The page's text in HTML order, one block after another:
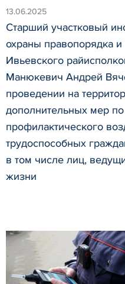
13.06.2025
Старший участковый
охраны правопорядка
Ивьевского
Манюкевич Андрей
проведении на
дополнительных мер
профилактического
трудоспособных
в том числе лиц,
жизни